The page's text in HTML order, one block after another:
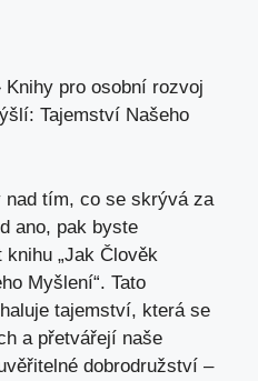
Knihy pro osobní rozvoj
Tajemství Našeho
tím, co se skrývá za
ano, pak byste
knihu „Jak Člověk
Myšlení“. Tato
tajemství, která se
a přetvářejí naše
dobrodružství –